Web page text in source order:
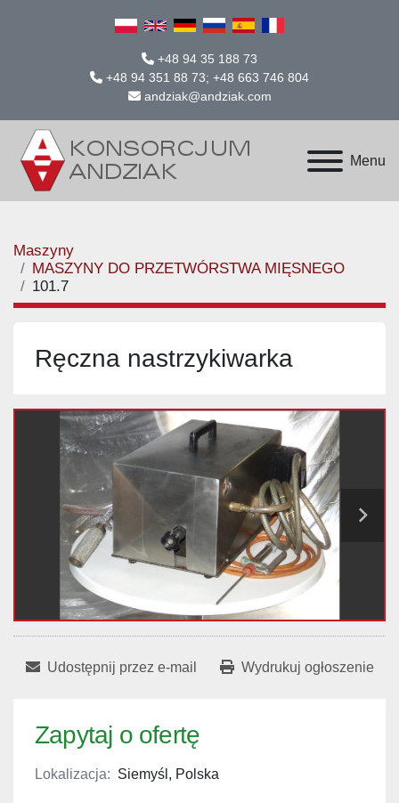
+48 94 35 188 73
+48 94 351 88 73; +48 663 746 804
andziak@andziak.com
Menu
Maszyny
MASZYNY DO PRZETWÓRSTWA MIĘSNEGO
101.7
Ręczna nastrzykiwarka
Udostępnij przez e-mail Wydrukuj ogłoszenie
Zapytaj o ofertę
Lokalizacja: Siemyśl, Polska